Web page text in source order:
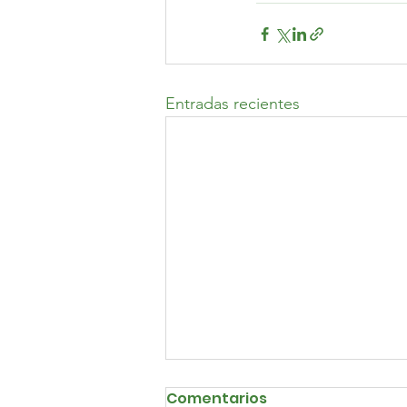
Entradas recientes
Comentarios